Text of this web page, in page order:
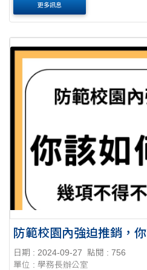
更多訊息
防範校園內強迫推銷，
日期 : 2024-09-27
點閱 : 756
單位 : 學務長辦公室